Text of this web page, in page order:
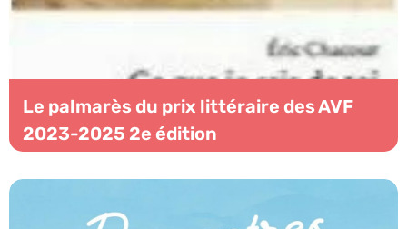
Le palmarès du prix littéraire des AVF
2023-2025 2e édition